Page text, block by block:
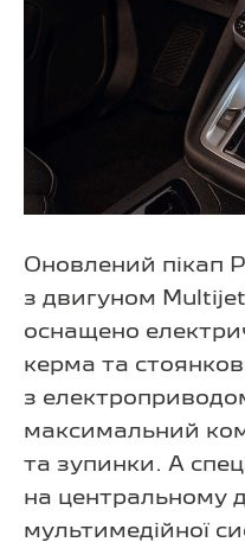
Оновлений пікап
з двигуном
оснащено
керма та
з
максимальний
та зупинки. А
на центральному
мультимедійної